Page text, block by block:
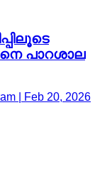
പാറശാല
| Feb 20, 2026